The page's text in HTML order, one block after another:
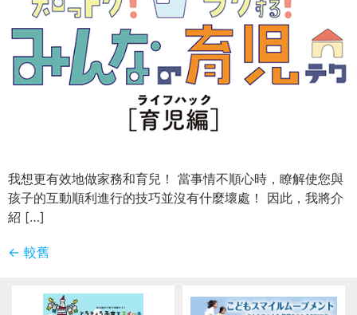
我想更有效地做家務和育兒！ 當事情不順心時，瞭解使您與
孩子的互動順利進行的技巧並沒有什麼壞處！ 因此，我將介
紹 […]
← 較舊